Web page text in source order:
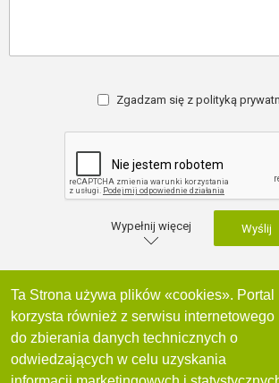
Zgadzam się z polityką
Wypełnij więcej Wyślij
Ta Strona używa plików «cookies». Portal
korzysta również z serwisu internetowego
do zbierania danych technicznych o
odwiedzających w celu uzyskania